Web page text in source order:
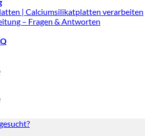
| Calciumsilikatplatten verarbeiten
– Fragen & Antworten